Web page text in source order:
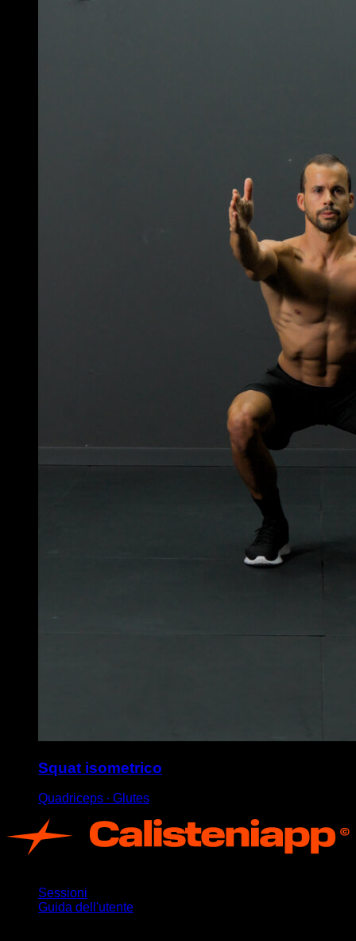
Squat isometrico
Quadriceps ∙ Glutes
Sessioni
Guida dell'utente